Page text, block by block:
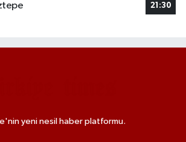
21:30
yeni nesil haber platformu.